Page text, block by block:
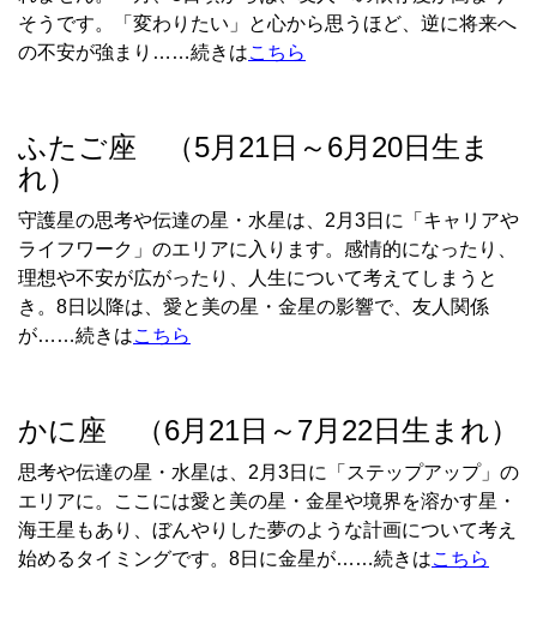
そうです。「変わりたい」と心から思うほど、逆に将来へ
の不安が強まり……続きはこちら
ふたご座 （5月21日～6月20日生ま
れ）
守護星の思考や伝達の星・水星は、 2 月 3日に「キャリアや
ライフワーク」のエリアに入ります。感情的になったり、
理想や不安が広がったり、人生について考えてしまうと
き。 8日以降は、愛と美の星・金星の影響で、友人関係
が……続きはこちら
かに座 （6月21日～7月22日生まれ）
思考や伝達の星・水星は、 2 月 3日に「ステップアップ」の
エリアに。ここには愛と美の星・金星や境界を溶かす星・
海王星もあり、ぼんやりした夢のような計画について考え
始めるタイミングです。 8日に金星が……続きはこちら